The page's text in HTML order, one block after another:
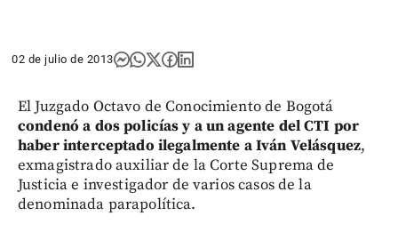
02 de julio de 2013
El Juzgado Octavo de Conocimiento de Bogotá
condenó a dos policías y a un agente del CTI por
haber interceptado ilegalmente a Iván Velásquez,
exmagistrado auxiliar de la Corte Suprema de
Justicia e investigador de varios casos de la
denominada parapolítica.